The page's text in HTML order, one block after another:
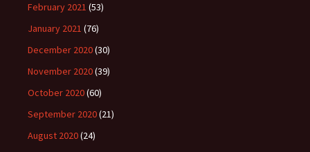
February 2021 (53)
January 2021 (76)
December 2020(30)
November 2020(39)
October 2020(60)
September 2020(21)
August 2020(24)